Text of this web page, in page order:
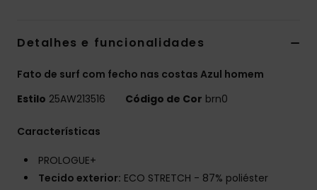
Detalhes e funcionalidades
Fato de surf com fecho nas costas Azul homem
Estilo 25AW213516 Código de Cor brn0
Características
PROLOGUE+
Tecido exterior: ECO STRETCH - 87% poliéster